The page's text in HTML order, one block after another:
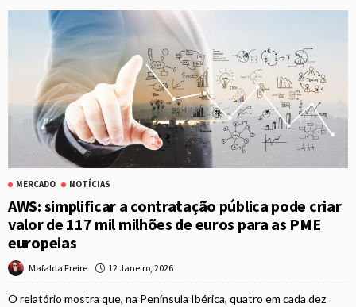
MERCADO NOTÍCIAS
AWS: simplificar a contratação pública pode criar
valor de 117 mil milhões de euros para as PME
europeias
Mafalda Freire 12 Janeiro, 2026
O relatório mostra que, na Península Ibérica, quatro em cada dez